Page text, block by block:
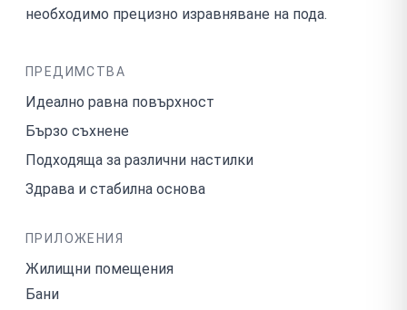
необходимо прецизно изравняване на пода.
ПРЕДИМСТВА
Идеално равна повърхност
Бързо съхнене
Подходяща за различни настилки
Здрава и стабилна основа
ПРИЛОЖЕНИЯ
Жилищни помещения
Бани